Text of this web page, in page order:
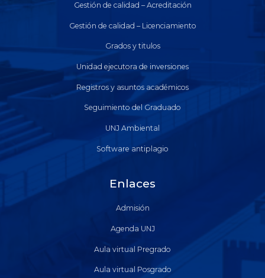
Gestión de calidad – Acreditación
Gestión de calidad – Licenciamiento
Grados y titulos
Unidad ejecutora de inversiones
Registros y asuntos académicos
Seguimiento del Graduado
UNJ Ambiental
Software antiplagio
Enlaces
Admisión
Agenda UNJ
Aula virtual Pregrado
Aula virtual Posgrado